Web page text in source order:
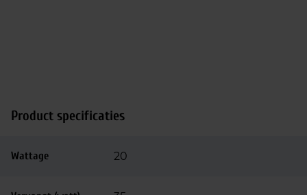
Product specificaties
Wattage 20